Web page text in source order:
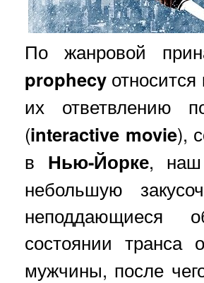
По жанровой
prophecy относится
их ответвлению
(interactive movie),
в Нью-Йорке, наш
небольшую
неподдающиеся
состоянии
мужчины, после